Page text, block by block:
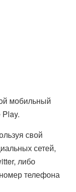
мобильный
свой
сетей,
либо
телефона